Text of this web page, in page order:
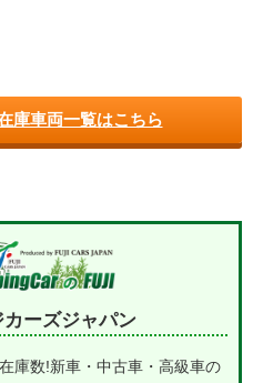
庫車両一覧はこちら
ーズジャパン
庫数!新車・中古車・高級車の